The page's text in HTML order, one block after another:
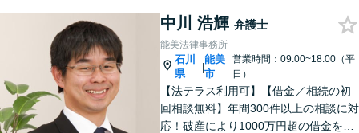
中川 浩輝 弁護士
能美法律事務所
石川
県
|
能美
市
営業時間：09:00~18:00（平
日）
【法テラス利用可】【借金／相続の初
回相談無料】年間300件以上の相談に対
応！破産により1000万円超の借金をゼ